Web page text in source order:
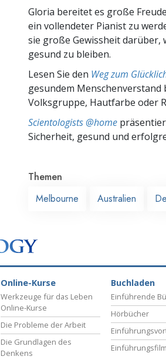
Gloria bereitet es große
ein vollendeter Pianist zu
sie große Gewissheit darüber,
gesund zu bleiben.
Lesen Sie den Weg zum
gesundem
Volksgruppe, Hautfarbe oder
Scientologists @home
Sicherheit, gesund und
Themen
Melbourne
Australien
Online-Kurse
Werkzeuge für das Leben
Online-Kurse
Die Probleme der Arbeit
Die Grundlagen des
Denkens
Buchladen
Einführende
Hörbücher